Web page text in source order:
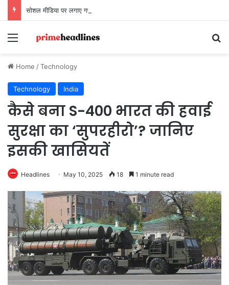
Menu
Home /Technology
Technology India
कैसे बना S-400 भारत की हवाई
सुरक्षा का ‘सुपरहीरो’? जानिए
इसकी खासियतें
Headlines May 10, 2025 18 1 minute read